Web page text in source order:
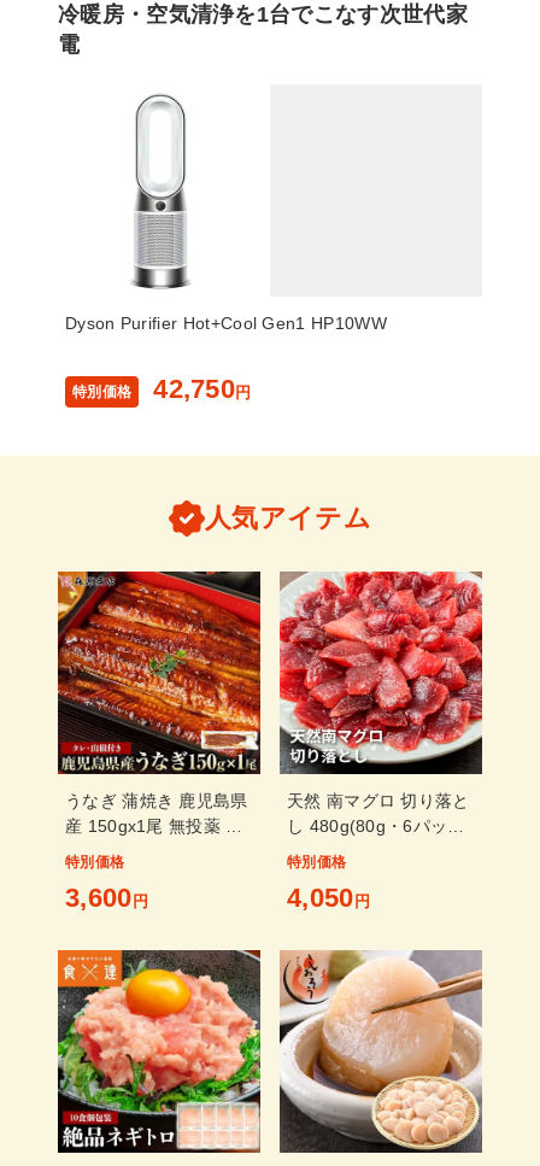
冷暖房・空気清浄を1台でこなす次世代家
電
Dyson Purifier Hot+Cool Gen1 HP10WW
特別価格 42,750円
人気アイテム
うなぎ 蒲焼き 鹿児島県
産 150gx1尾 無投薬 国
産
特別価格
3,600 円
天然 南マグロ 切り落と
し 480g(80g・6パック)
[天然ミナミ鮪切落しセ
く）発送 1-3営業日以内
特別価格
4,050 円